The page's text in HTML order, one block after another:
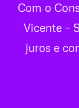
Com o
Vicente –
juros e